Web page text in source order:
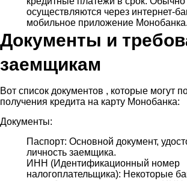
осуществляются через интернет-
мобильное приложение Монобанка.
Документы и
заемщикам
Вот список документов , которые могут
получения кредита на карту Монобанка:
Документы:
Паспорт: Основной документ,
личность заемщика.
ИНН (Идентификационный номер
налогоплательщика): Некоторые